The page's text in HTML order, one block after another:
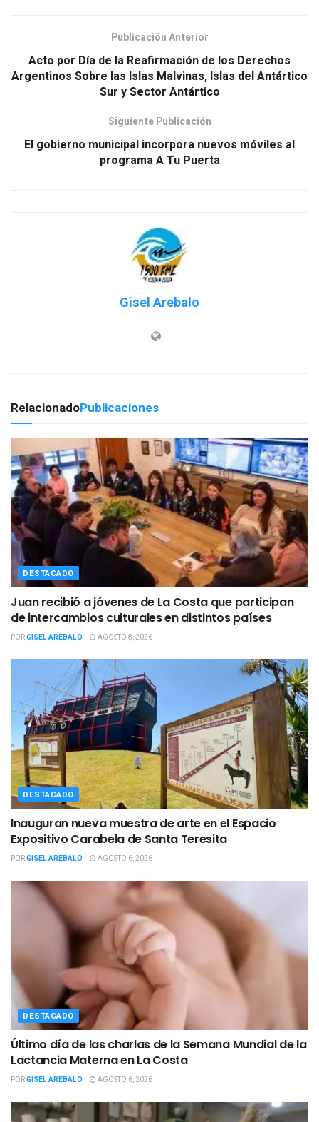
Publicación Anterior
Acto por Día de la Reafirmación de los Derechos
Argentinos Sobre las Islas Malvinas, Islas del Antártico
Sur y Sector Antártico
Siguiente Publicación
El gobierno municipal incorpora nuevos móviles al
programa A Tu Puerta
Gisel Arebalo
RelacionadoPublicaciones
DESTACADO
Juan recibió a jóvenes de La Costa que participan
de intercambios culturales en distintos países
PORGISEL AREBALO AGOSTO 8, 2026
DESTACADO
Inauguran nueva muestra de arte en el Espacio
Expositivo Carabela de Santa Teresita
PORGISEL AREBALO AGOSTO 6, 2026
DESTACADO
Último día de las charlas de la Semana Mundial de la
Lactancia Materna en La Costa
PORGISEL AREBALO AGOSTO 6, 2026